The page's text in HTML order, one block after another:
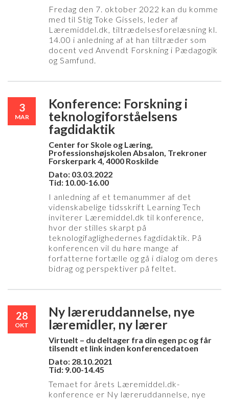
Fredag den 7. oktober 2022 kan du komme
med til Stig Toke Gissels, leder af
Læremiddel.dk, tiltrædelsesforelæsning kl.
14.00 i anledning af at han tiltræder som
docent ved Anvendt Forskning i Pædagogik
og Samfund.
3
MAR
Konference: Forskning i
teknologiforståelsens
fagdidaktik
Center for Skole og Læring,
Professionshøjskolen Absalon, Trekroner
Forskerpark 4, 4000 Roskilde
Dato: 03.03.2022
Tid: 10.00-16.00
I anledning af et temanummer af det
videnskabelige tidsskrift Learning Tech
inviterer Læremiddel.dk til konference,
hvor der stilles skarpt på
teknologifaglighedernes fagdidaktik. På
konferencen vil du høre mange af
forfatterne fortælle og gå i dialog om deres
bidrag og perspektiver på feltet.
28
OKT
Ny læreruddannelse, nye
læremidler, ny lærer
Virtuelt – du deltager fra din egen pc og får
tilsendt et link inden konferencedatoen
Dato: 28.10.2021
Tid: 9.00-14.45
Temaet for årets Læremiddel.dk-
konference er Ny læreruddannelse, nye